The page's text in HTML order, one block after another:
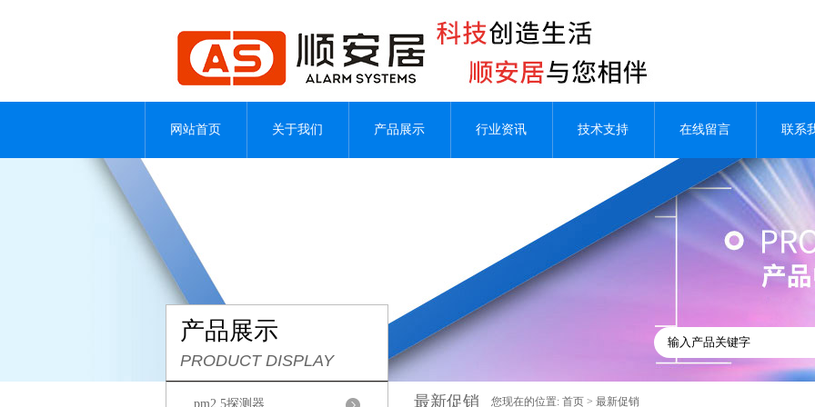
网站首页 关于我们 产品展示 行业资讯 技术支持 在线留言 联系
产品展示
PRODUCT DISPLAY
pm2.5探测器 最新促销 您现在的位置: 首页 > 最新促销